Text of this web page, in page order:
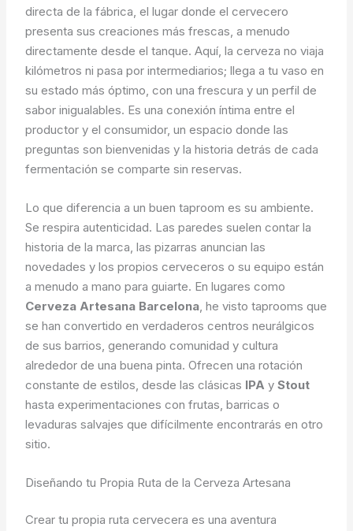
directa de la fábrica, el lugar donde el cervecero
presenta sus creaciones más frescas, a menudo
directamente desde el tanque. Aquí, la cerveza no viaja
kilómetros ni pasa por intermediarios; llega a tu vaso en
su estado más óptimo, con una frescura y un perfil de
sabor inigualables. Es una conexión íntima entre el
productor y el consumidor, un espacio donde las
preguntas son bienvenidas y la historia detrás de cada
fermentación se comparte sin reservas.
Lo que diferencia a un buen taproom es su ambiente.
Se respira autenticidad. Las paredes suelen contar la
historia de la marca, las pizarras anuncian las
novedades y los propios cerveceros o su equipo están
a menudo a mano para guiarte. En lugares como
Cerveza Artesana Barcelona, he visto taprooms que
se han convertido en verdaderos centros neurálgicos
de sus barrios, generando comunidad y cultura
alrededor de una buena pinta. Ofrecen una rotación
constante de estilos, desde las clásicas IPA yStout
hasta experimentaciones con frutas, barricas o
levaduras salvajes que difícilmente encontrarás en otro
sitio.
Diseñando tu Propia Ruta de la Cerveza Artesana
Crear tu propia ruta cervecera es una aventura